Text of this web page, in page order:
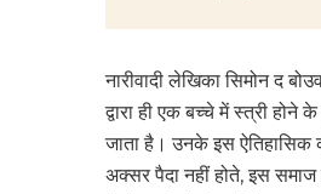
नारीवादी लेखिका सिमोन द
द्वारा ही एक बच्चे में स्त्री
जाता है। उनके इस
अक्सर पैदा नहीं होते, इस